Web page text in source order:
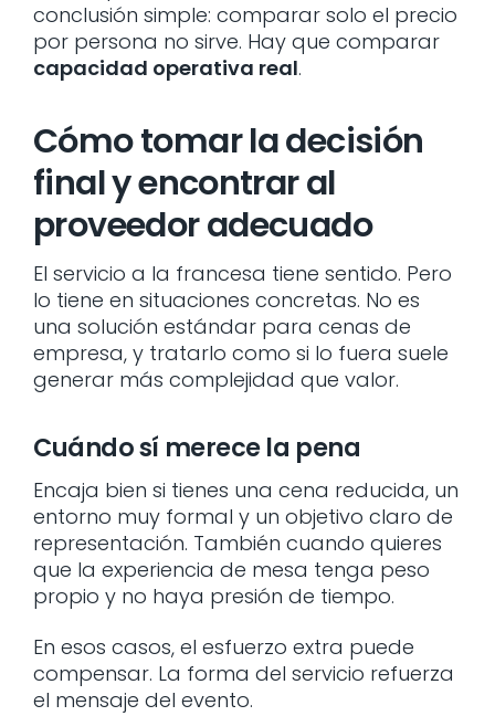
conclusión simple: comparar solo el precio
por persona no sirve. Hay que comparar
capacidad operativa real.
Cómo tomar la decisión
final y encontrar al
proveedor adecuado
El servicio a la francesa tiene sentido. Pero
lo tiene en situaciones concretas. No es
una solución estándar para cenas de
empresa, y tratarlo como si lo fuera suele
generar más complejidad que valor.
Cuándo sí merece la pena
Encaja bien si tienes una cena reducida, un
entorno muy formal y un objetivo claro de
representación. También cuando quieres
que la experiencia de mesa tenga peso
propio y no haya presión de tiempo.
En esos casos, el esfuerzo extra puede
compensar. La forma del servicio refuerza
el mensaje del evento.